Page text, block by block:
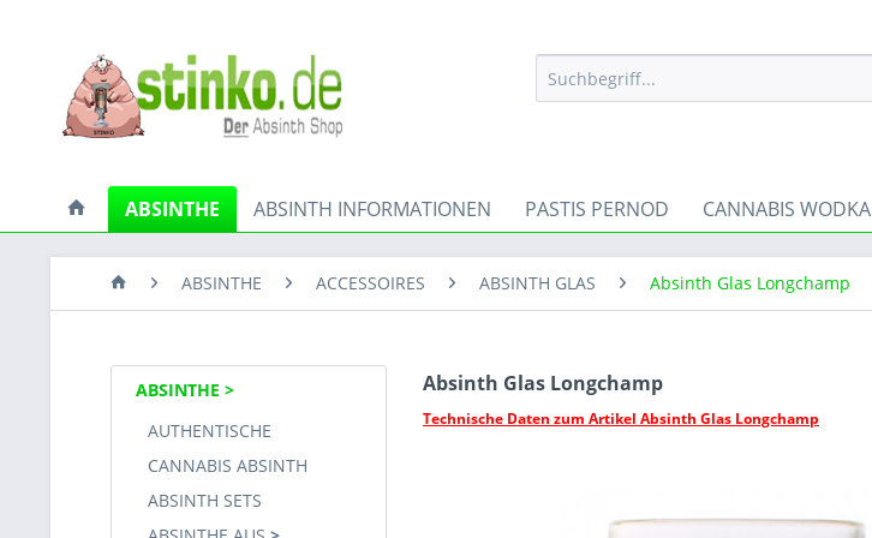
ABSINTHE ABSINTH INFORMATIONEN PASTIS PERNOD CANNABIS WODKA
ABSINTHE ACCESSOIRES ABSINTH GLAS Absinth Glas Longchamp
ABSINTHE
AUTHENTISCHE
CANNABIS ABSINTH
ABSINTH SETS
Absinth Glas Longchamp
Technische Daten zum Artikel Absinth Glas Longchamp